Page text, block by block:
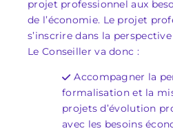
projet professionnel aux
de l’économie. Le projet
s’inscrire dans la
Le Conseiller va donc :
Accompagner la
formalisation et la
projets d’évolution
avec les besoins